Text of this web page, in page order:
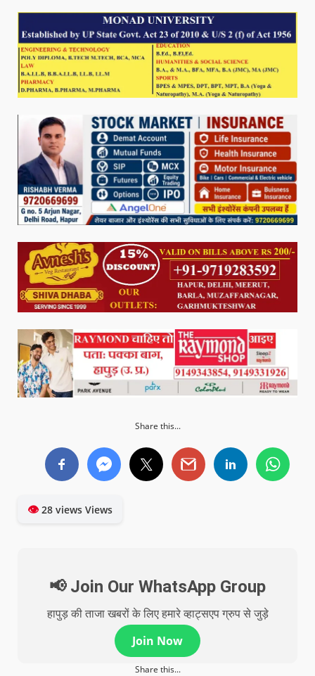
Share this...
👁28 views Views
📢 Join Our WhatsApp Group
हापुड़ की ताजा खबरों के लिए हमारे व्हाट्सएप ग्रुप से जुड़े
Join Now
Share this...